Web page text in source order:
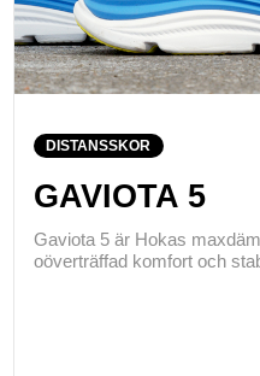
DISTANSSKOR
GAVIOTA 5
Gaviota 5 är Hokas
oöverträffad komfort och